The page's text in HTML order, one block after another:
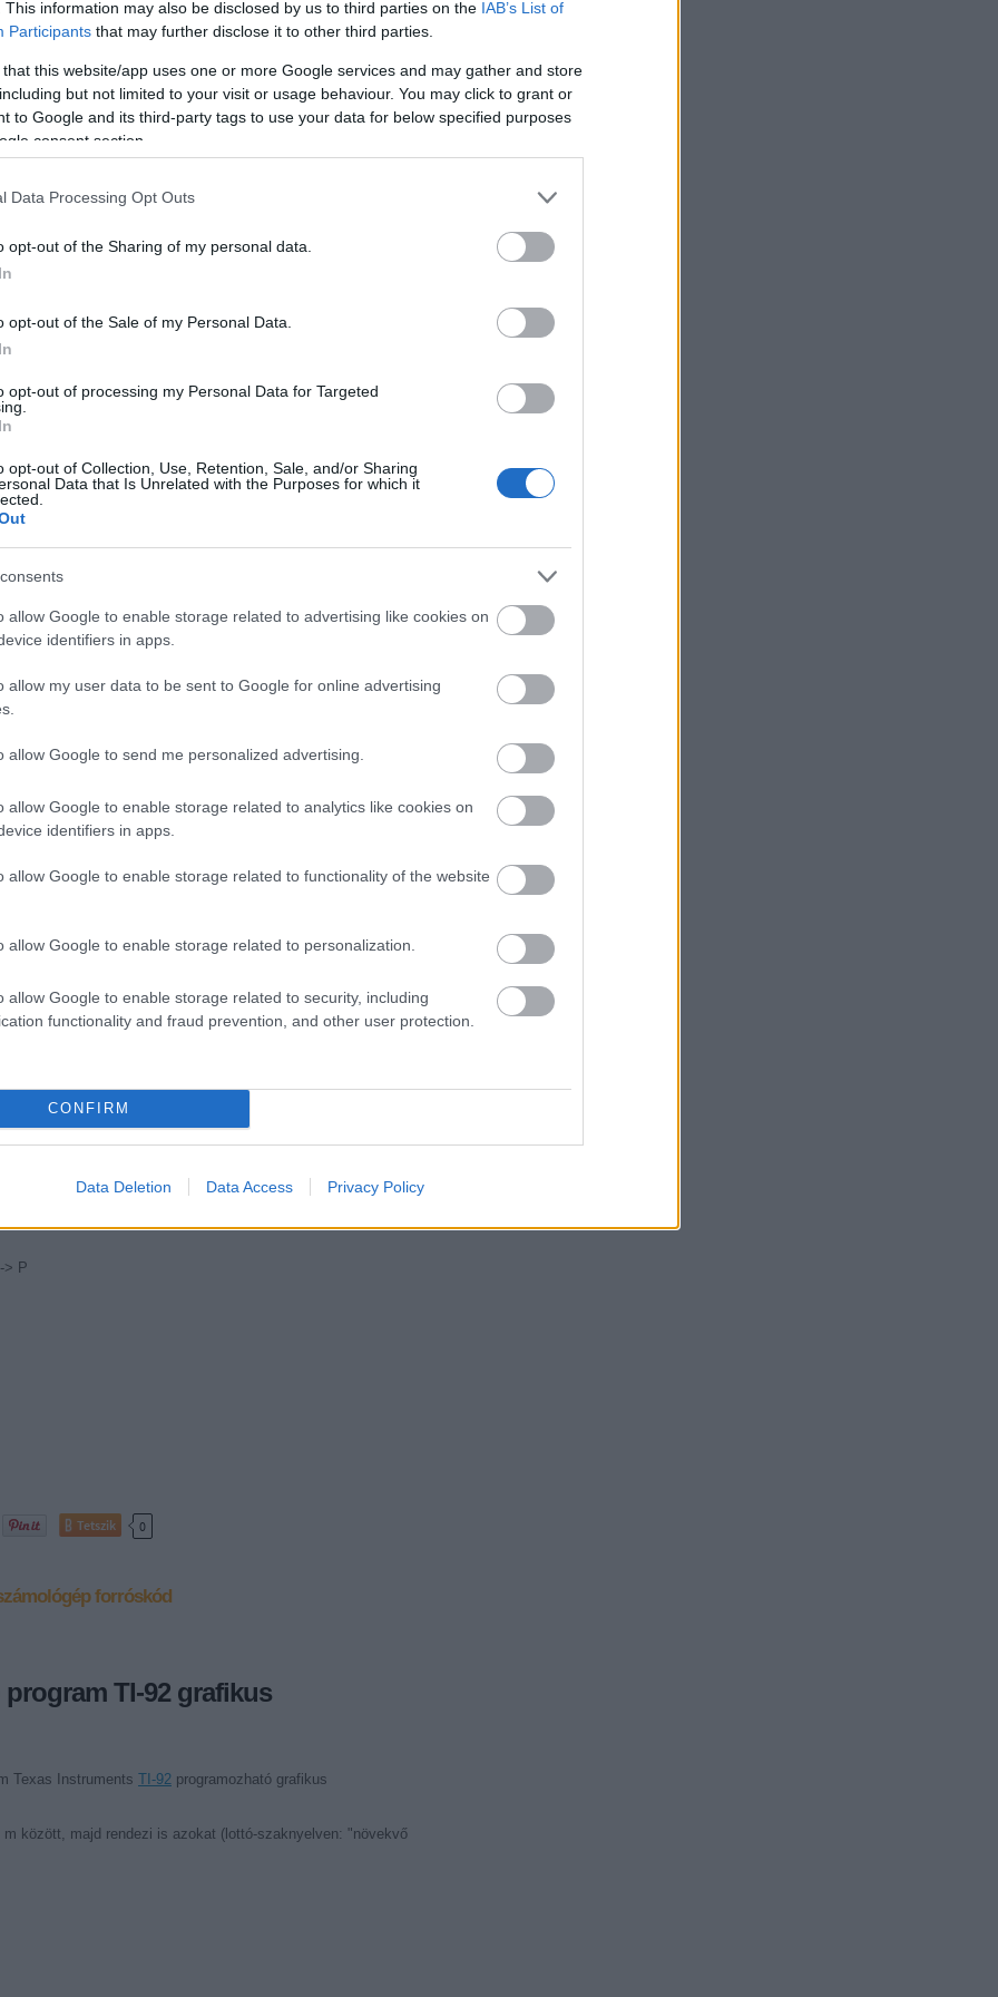
This information may also be disclosed by us to third parties on the IAB’s List of
Participants that may further disclose it to other third parties.
that this website/app uses one or more Google services and may gather and store
but not limited to your visit or usage behaviour. You may click to grant or
to Google and its third-party tags to use your data for below specified purposes
consent section.
Data Processing Opt Outs
opt-out of the Sharing of my personal data.
opt-out of the Sale of my Personal Data.
opt-out of processing my Personal Data for Targeted
opt-out of Collection, Use, Retention, Sale, and/or Sharing
Data that Is Unrelated with the Purposes for which it
allow Google to enable storage related to advertising like cookies on
identifiers in apps.
allow my user data to be sent to Google for online advertising
allow Google to send me personalized advertising.
allow Google to enable storage related to analytics like cookies on
identifiers in apps.
allow Google to enable storage related to functionality of the website
allow Google to enable storage related to personalization.
allow Google to enable storage related to security, including
functionality and fraud prevention, and other user protection.
CONFIRM
Data Deletion Data Access Privacy Policy
wiki/Kaprekar_number
szamologep/browse_thread/thread/f70fd12fab1573e
- 999*List 1[4] (output)
Tetszik 0
prímszám keresése - Casio FX-
prímszámot, melyre igaz, hogy P = A! + B! + C! + D! + E! +
grafikus zsebszámológépre:
C! + D! + E!
> P
Tetszik 0
forróskód
TI-92 grafikus
Texas Instruments TI-92 programozható grafikus
között, majd rendezi is azokat (lottó-szaknyelven: "növekvő